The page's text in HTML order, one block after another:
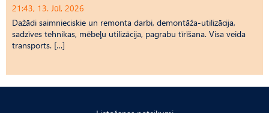
21:43, 13. Jūl, 2026
Dažādi saimnieciskie un remonta darbi, demontāža-utilizācija,
sadzīves tehnikas, mēbeļu utilizācija, pagrabu tīrīšana. Visa veida
transports. […]